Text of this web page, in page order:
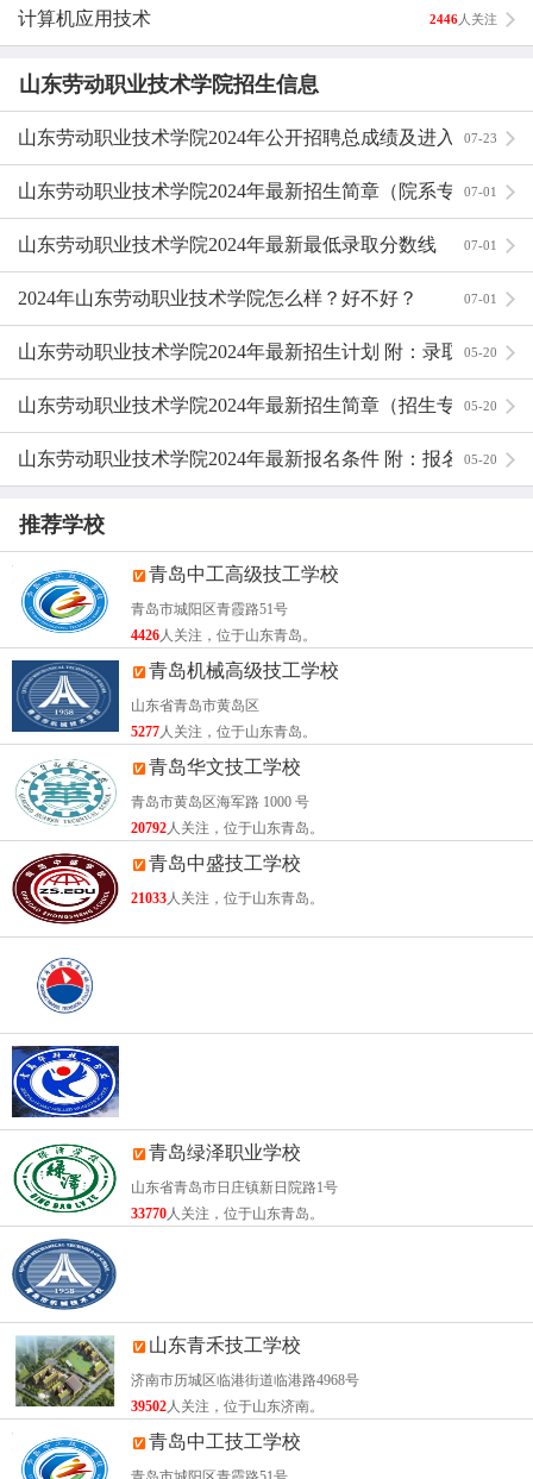
要有丰富的电气知识。如果选择了这个方向，可能会很辛苦
位需要得到的锻炼更多，因此达到熟练的时间会比较长，但
是回报也会比较丰厚。
掌握的专业知识并不那么多，但是要求有出众的口才以及良
好的社交能力，不是一般人能干的。
第五、相近专业的也可以选择：机械设计方面如绘图人员,
做机械设计师、结构设计师；加工工艺管理或者现场技术人
员、机械设计人员（机械工程师）数控机床操作工、机械设
备维修工、机械设备销售员、程序编制员、机械工艺员、检
械设计基础、电工与电子技术、设备控制基础、、数控系
统、数控设备与编程、数控加工技术、CAD。相应的实践
环节是：钳工实习、机械拆装实习、机加工实习、数控设备
与编程操作实习、数控加工技术综合训练。
主要课程：
机械制图、公差配合与技术测量基础、金属材料与热处理、
机械设计基础、工程力学、液压与气动技术、机床夹具、金
属切削原理与刀具、机械制造工艺学、电工电子基础及操作
技能、钳工技能培训数控车床加工技术、数控铣床加工中心
加工技术、电火花加工技术、AutoCAD、PRO/E三维造型
与设计、UG三维设计与数控编程、MASTERCAM三维设计
与数控编程、数控机床结构与维护。
职业资格申报条件：（具备下列条件之一）
一、数控工程员：
1、中专、职高以上或同等学力应届毕业生；
2、有相关实践经验者。
二、高级数控工程员：
1、 已通过数控工程员员资格认证者；
2、 大专以上或同等学力应届毕业生
3、 从事相关工作一年以上者.
三、助理数控工程师：
1、已通过高级数控工程员员资格认证者；
2、本科以上或同等学力学生；
3、大专以上或同等学力应届毕业生并有相关实践经验者；
4、中专、职高以上或同等学力并从事相关工作一年以上
者。
四、数控工程师：
1、已通过助理数控工程员师资格认证者；
2、研究生以上或同等学力应届毕业生；
计算机应用技术 2446 人关注
山东劳动职业技术学院招生信息
山东劳动职业技术学院2024年公开招聘总成绩及进入体检
考察范围人选公示
07-23
山东劳动职业技术学院2024年最新招生简章（院系专业设
置）
07-01
山东劳动职业技术学院2024年最新最低录取分数线 07-01
2024年山东劳动职业技术学院怎么样？好不好？ 07-01
山东劳动职业技术学院2024年最新招生计划 附：录取规
则
05-20
山东劳动职业技术学院2024年最新招生简章（招生专业）
05-20
山东劳动职业技术学院2024年最新报名条件 附：报名时
间方式及学费
05-20
推荐学校
青岛中工高级技工学校
青岛市城阳区青霞路51号
4426 人关注，位于山东青岛。
青岛机械高级技工学校
山东省青岛市黄岛区
5277 人关注，位于山东青岛。
青岛华文技工学校
青岛市黄岛区海军路 1000 号
20792 人关注，位于山东青岛。
青岛中盛技工学校
21033 人关注，位于山东青岛。
青岛海洋技师学院
学院总部：青岛市市南区菏泽路3号 / 团岛校区：青岛市市南区团岛四路17号
39108人关注，位于山东青岛。
青岛华科技工学校
青岛市市南区金坛路（市南校区）/青岛市莱西市广州路（莱西校区）
34838人关注，位于山东青岛。
青岛绿泽职业学校
山东省青岛市日庄镇新日院路1号
33770 人关注，位于山东青岛。
青岛市机械技术学校
青岛西海岸新区临港路2299号（北校区）/青岛西海岸新区海湾路1566号（大学城校
51118人关注，位于山东青岛。
山东青禾技工学校
济南市历城区临港街道临港路4968号
39502 人关注，位于山东济南。
青岛中工技工学校